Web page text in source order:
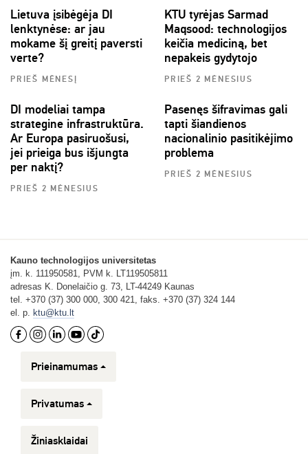
Lietuva įsibėgėja DI
lenktynėse: ar jau
mokame šį greitį paversti
verte?
PRIEŠ MĖNESĮ
KTU tyrėjas Sarmad
Maqsood: technologijos
keičia mediciną, bet
nepakeis gydytojo
PRIEŠ 2 MĖNESIUS
DI modeliai tampa
strategine infrastruktūra.
Ar Europa pasiruošusi,
jei prieiga bus išjungta
per naktį?
PRIEŠ 2 MĖNESIUS
Pasenęs šifravimas gali
tapti šiandienos
nacionalinio pasitikėjimo
problema
PRIEŠ 2 MĖNESIUS
Kauno technologijos universitetas
įm. k. 111950581, PVM k. LT119505811
adresas K. Donelaičio g. 73, LT-44249 Kaunas
tel. +370 (37) 300 000, 300 421, faks. +370 (37) 324 144
el. p. ktu@ktu.lt
Prieinamumas
Privatumas
Žiniasklaidai